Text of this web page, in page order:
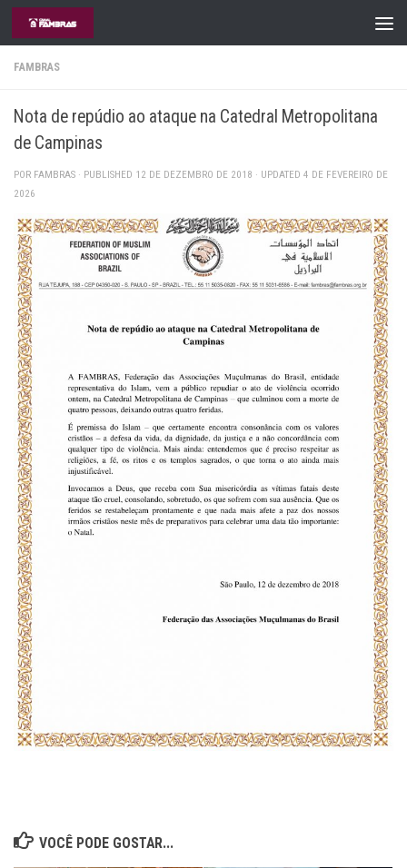
Skip to content
FAMBRAS
Nota de repúdio ao ataque na Catedral Metropolitana
de Campinas
POR FAMBRAS · PUBLISHED 12 DE DEZEMBRO DE 2018 · UPDATED 4 DE FEVEREIRO DE
2026
VOCÊ PODE GOSTAR...